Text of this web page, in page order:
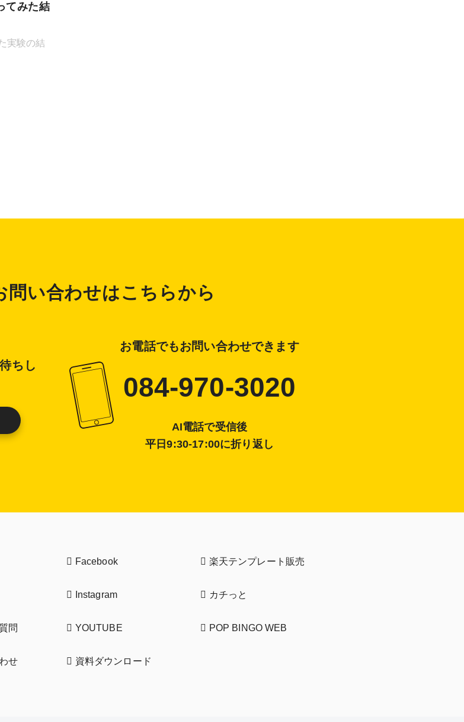
てみた結
実験の結
問い合わせはこちらから
ちし
お電話でもお問い合わせできます
084-970-3020
AI電話で受信後
平日9:30-17:00に折り返し
問
せ
Facebook
Instagram
YOUTUBE
資料ダウンロード
楽天テンプレート販売
カチっと
POP BINGO WEB